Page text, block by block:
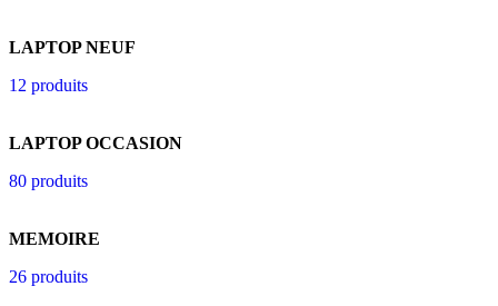
LAPTOP NEUF
12 produits
LAPTOP OCCASION
80 produits
MEMOIRE
26 produits